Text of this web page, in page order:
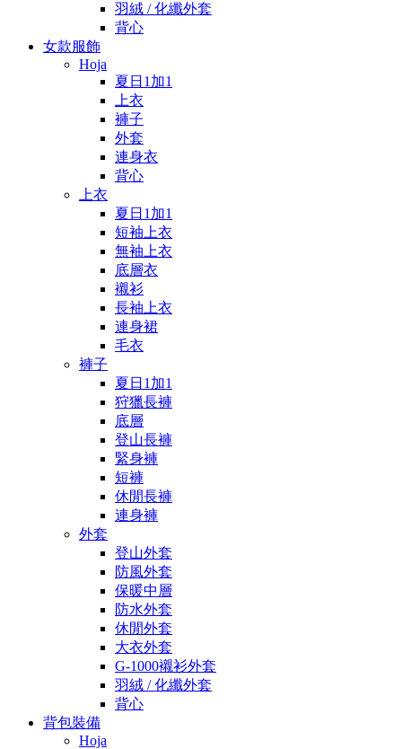
羽絨 / 化纖外套
背心
女款服飾
Hoja
夏日1加1
上衣
褲子
外套
連身衣
背心
上衣
夏日1加1
短袖上衣
無袖上衣
底層衣
襯衫
長袖上衣
連身裙
毛衣
褲子
夏日1加1
狩獵長褲
底層
登山長褲
緊身褲
短褲
休閒長褲
連身褲
外套
登山外套
防風外套
保暖中層
防水外套
休閒外套
大衣外套
G-1000襯衫外套
羽絨 / 化纖外套
背心
背包裝備
Hoja